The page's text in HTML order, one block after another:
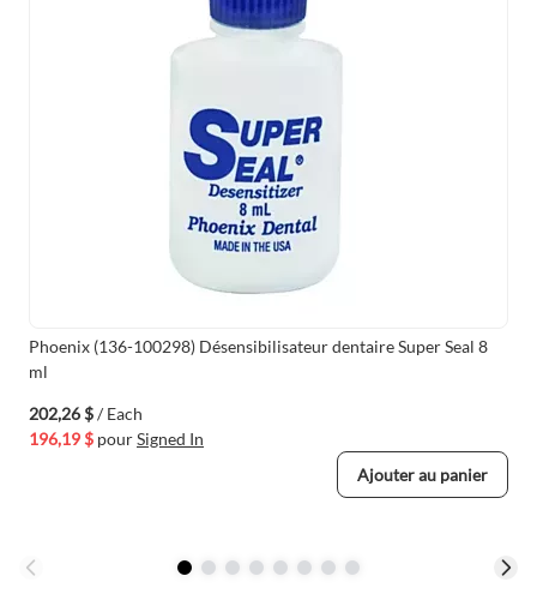
Phoenix (136-100298) Désensibilisateur dentaire Super Seal 8
ml
202,26 $/ Each
196,19 $ pourSigned In
Ajouter au panier